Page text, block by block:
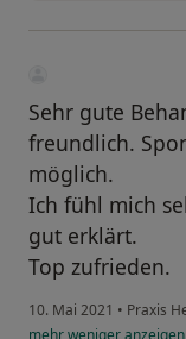
Sehr gute
freundlich.
möglich.
Ich fühl mich
gut erklärt.
Top zufrieden.
10. Mai 2021 • Praxis